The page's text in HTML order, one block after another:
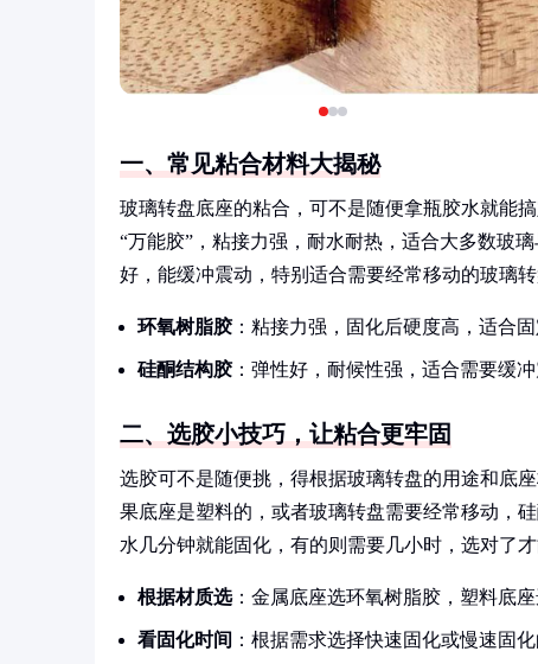
一、常见粘合材料大揭秘
玻璃转盘底座的粘合，可不是随便拿瓶胶水就能
“万能胶”，粘接力强，耐水耐热，适合大多数玻
好，能缓冲震动，特别适合需要经常移动的玻璃转
环氧树脂胶：粘接力强，固化后硬度高，适合固
硅酮结构胶：弹性好，耐候性强，适合需要缓冲
二、选胶小技巧，让粘合更牢固
选胶可不是随便挑，得根据玻璃转盘的用途和底
果底座是塑料的，或者玻璃转盘需要经常移动，
水几分钟就能固化，有的则需要几小时，选对了才
根据材质选：金属底座选环氧树脂胶，塑料底座
看固化时间 ：根据需求选择快速固化或慢速固化